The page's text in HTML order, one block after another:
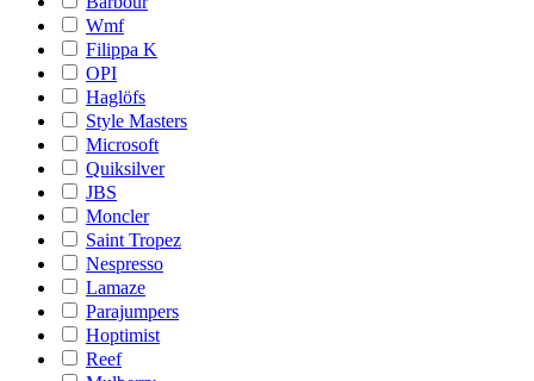
Wmf
Filippa K
OPI
Haglöfs
Style Masters
Microsoft
Quiksilver
JBS
Moncler
Saint Tropez
Nespresso
Lamaze
Parajumpers
Hoptimist
Reef